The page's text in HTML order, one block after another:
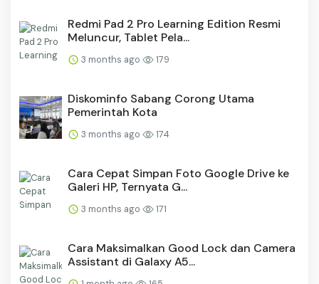
Redmi Pad 2 Pro Learning Edition Resmi
Meluncur, Tablet Pela...
3 months ago 179
Diskominfo Sabang Corong Utama
Pemerintah Kota
3 months ago 174
Cara Cepat Simpan Foto Google Drive ke
Galeri HP, Ternyata G...
3 months ago 171
Cara Maksimalkan Good Lock dan Camera
Assistant di Galaxy A5...